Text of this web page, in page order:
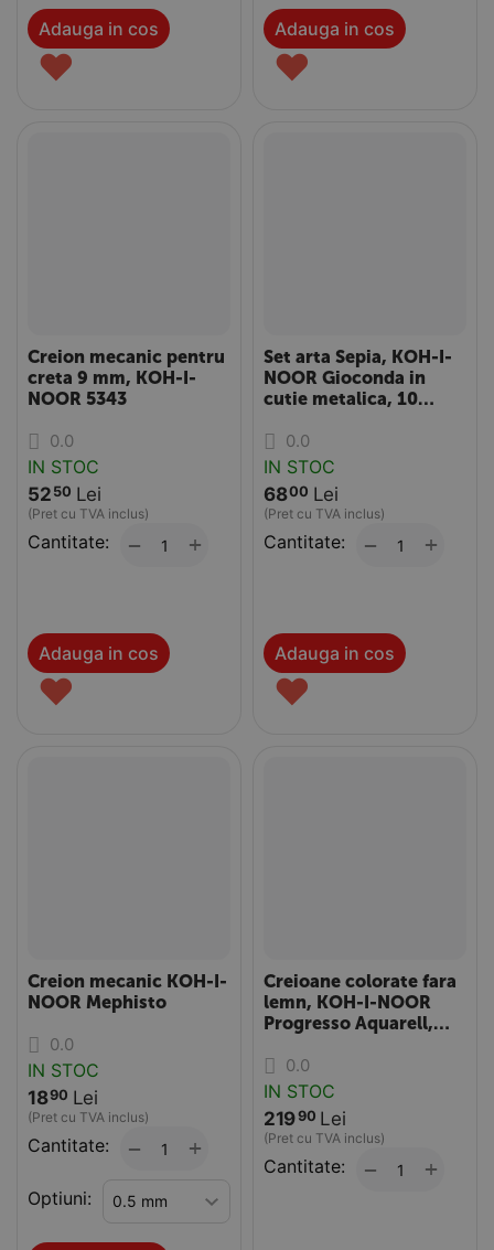
Adauga in cos
♥
Adauga in cos
♥
Creion mecanic pentru
creta 9 mm, KOH-I-
NOOR 5343
0.0
IN STOC
52 50 Lei
(Pret cu TVA inclus)
Cantitate: +
−
Adauga in cos
♥
Set arta Sepia, KOH-I-
NOOR Gioconda in
cutie metalica, 10
0.0
IN STOC
6800 Lei
(Pret cu TVA inclus)
Cantitate: +
−
Adauga in cos
♥
Creion mecanic KOH-I-
NOOR Mephisto
0.0
IN STOC
1890 Lei
(Pret cu TVA inclus)
Cantitate: +
−
Optiuni:
Creioane colorate fara
lemn, KOH-I-NOOR
Progresso Aquarell,
culori/set
0.0
IN STOC
21990 Lei
(Pret cu TVA inclus)
Cantitate: +
−